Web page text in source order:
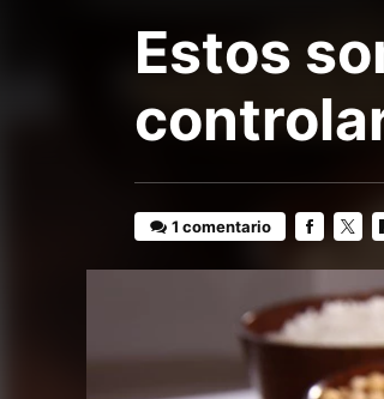
Estos
1 comentario